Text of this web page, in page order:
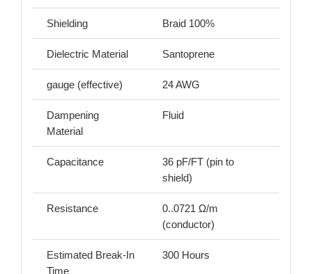
Shielding Braid 100%
Dielectric Material Santoprene
gauge (effective) 24 AWG
Dampening
Material
Fluid
Capacitance
36 pF/FT (pin to
shield)
Resistance
0..0721 Ω/m
(conductor)
Estimated Break-In
Time
300 Hours